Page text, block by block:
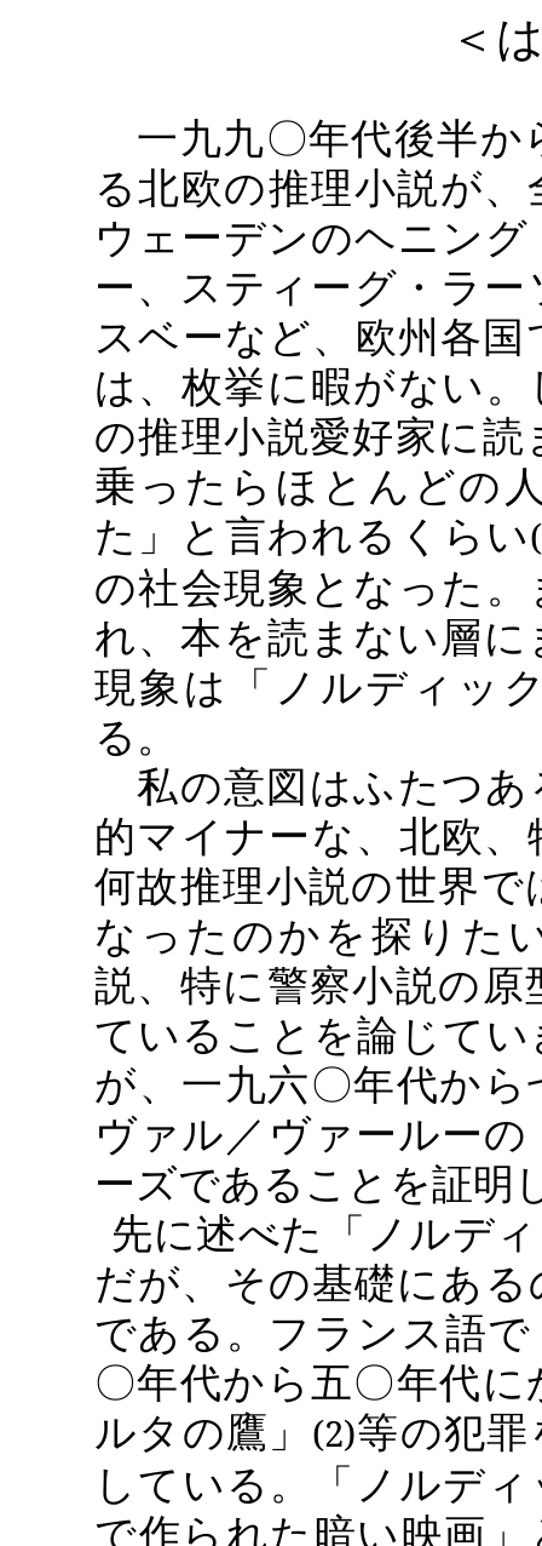
＜
一九九〇年代後半か
る北欧の推理小説が
ウェーデンのヘニン
ー、スティーグ・ラ
スベーなど、欧州各
は、枚挙に暇がない
の推理小説愛好家に
乗ったらほとんどの
た」と言われるくらい
の社会現象となった
れ、本を読まない層
現象は「ノルディッ
る。
私の意図はふたつあ
的マイナーな、北欧
何故推理小説の世界
なったのかを探りた
説、特に警察小説の
ていることを論じて
が、一九六〇年代か
ヴァル／ヴァールー
ーズであることを証明
先に述べた「ノルデ
だが、その基礎にあ
である。フランス語
〇年代から五〇年代
ルタの鷹」 (2)等の犯
している。「ノルデ
で作られた暗い映画